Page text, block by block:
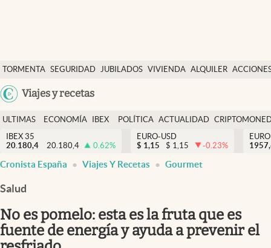
TORMENTA SEGURIDAD JUBILADOS VIVIENDA ALQUILER
Viajes y recetas
Economía y finanzas
Política
Actualidad
Criptomonedas
España
ULTIMAS
NOTICIAS
ECONOMÍA
FINANZAS
IBEX
EURO
POLÍTICA ACTUALIDAD
IBEX 35
20.180,4
20.180,4 0.62%
EURO-USD
$ 1,15 $ 1,15 -0.23%
Cronista España Viajes Y Recetas Gourmet
Salud
No es pomelo: esta es la fruta que es
fuente de energía y ayuda a prevenir el